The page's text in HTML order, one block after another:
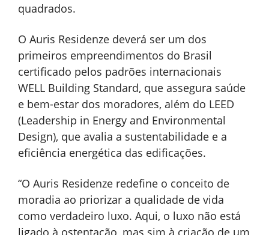
quadrados.
O Auris Residenze deverá ser um dos
primeiros empreendimentos do Brasil
certificado pelos padrões internacionais
WELL Building Standard, que assegura saúde
e bem-estar dos moradores, além do LEED
(Leadership in Energy and Environmental
Design), que avalia a sustentabilidade e a
eficiência energética das edificações.
“O Auris Residenze redefine o conceito de
moradia ao priorizar a qualidade de vida
como verdadeiro luxo. Aqui, o luxo não está
ligado à ostentação, mas sim à criação de um